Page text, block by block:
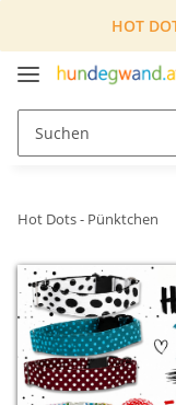
HOT
Hot Dots - Pünktchen